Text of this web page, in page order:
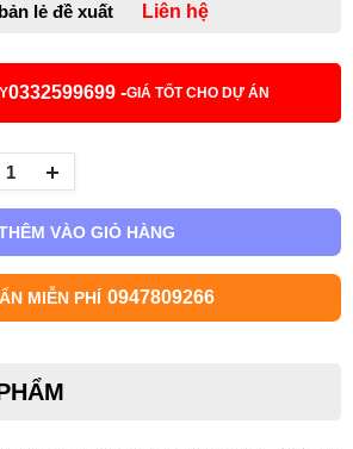
lẻ đề xuất Liên hệ
0332599699 -GIÁ TỐT CHO DỰ ÁN
VÀO GIỎ HÀNG
MIỄN PHÍ 0947809266